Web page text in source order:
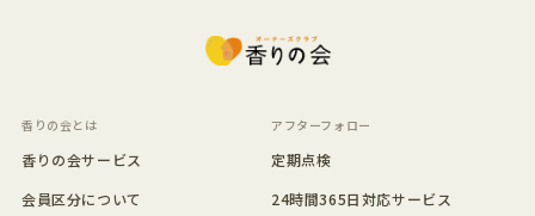
香りの会とは
香りの会サービス
会員区分について
アフターフォロー
定期点検
24時間365日対応サービス